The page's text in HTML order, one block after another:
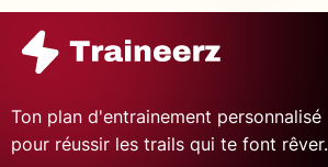
Ton plan d'entrainement personnalisé
pour réussir les trails qui te font rêver.